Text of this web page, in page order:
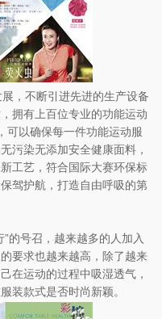
，不断引进先进的生产设备
拥有上百位专业的功能运动
可以确保每一件功能运动服
污染无添加安全健康面料，
工艺，符合国际大赛环保标
驾护航，打造自由呼吸的第
的号召，越来越多的人加入
要求也越来越高，除了越来
在运动的过程中吸湿透气，
装款式是否时尚新颖。